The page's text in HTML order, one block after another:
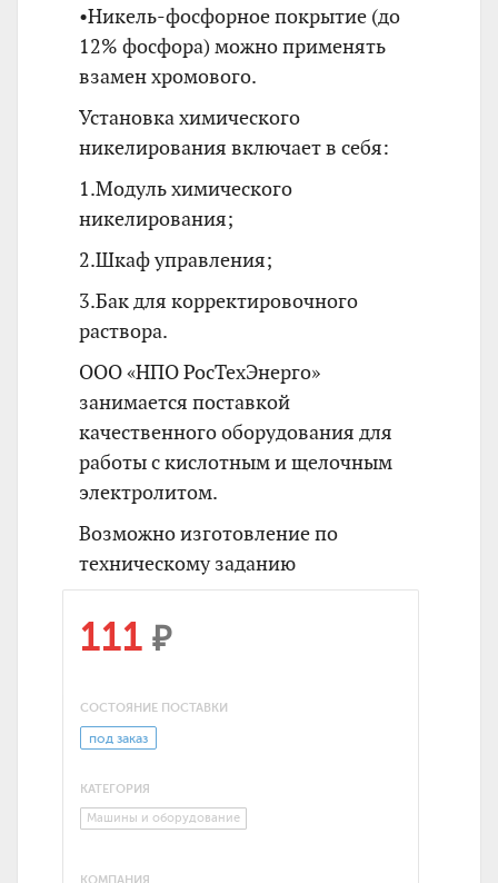
•Никель-фосфорное покрытие (до
12% фосфора) можно применять
взамен хромового.
Установка химического
никелирования включает в себя:
1.Модуль химического
никелирования;
2.Шкаф управления;
3.Бак для корректировочного
раствора.
ООО «НПО РосТехЭнерго»
занимается поставкой
качественного оборудования для
работы с кислотным и щелочным
электролитом.
Возможно изготовление по
техническому заданию
111 ₽
СОСТОЯНИЕ ПОСТАВКИ
под заказ
КАТЕГОРИЯ
Машины и оборудование